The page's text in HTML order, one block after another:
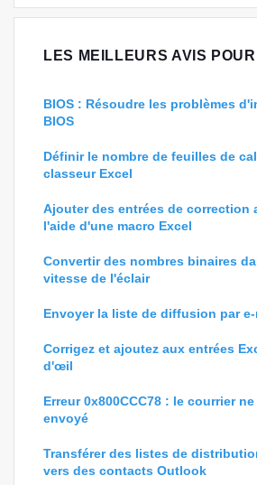
LES MEILLEURS AVIS
BIOS : Résoudre les problèmes
BIOS
Définir le nombre de feuilles de
classeur Excel
Ajouter des entrées de correction
l'aide d'une macro Excel
Convertir des nombres binaires
vitesse de l'éclair
Envoyer la liste de diffusion par e-
Corrigez et ajoutez aux entrées
d'œil
Erreur 0x800CCC78 : le courrier
envoyé
Transférer des listes de
vers des contacts Outlook